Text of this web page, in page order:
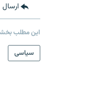
ارسال
این مطلب
سیاسی